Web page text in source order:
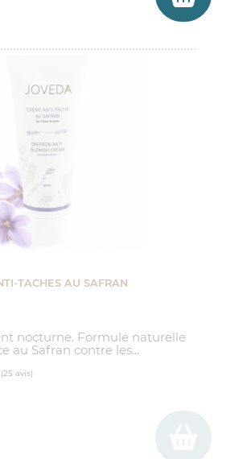
TACHES AU SAFRAN
nocturne. Formule naturelle
au Safran contre les...